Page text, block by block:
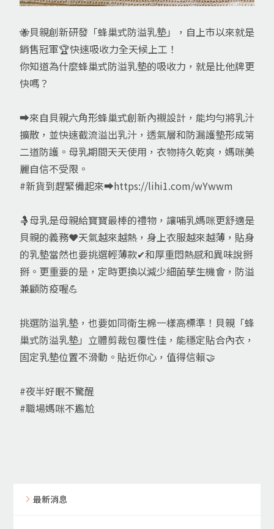
🐝貝親創新研發「蜂巢式防溢乳墊」，自上市以來就是
銷售冠軍🏆快速吸收力全天候上工！
你知道為什麼蜂巢式防溢乳墊的吸收力，就是比他牌更
快嗎？
➡來自貝親六角形蜂巢式創新內襯設計，能均勻將乳汁
擴散，並快速截流溢出乳汁，透氣層和防漏護墊形成第
二道防護。母乳期間天天使用，衣物持久乾爽，媽咪美
麗自信不受限。
#新貨到趕緊備起來➡https://lihi1.com/wYwwm
🤱母乳是母親給寶寶最棒的禮物，讓哺乳媽咪更舒適是
貝親的義務❤天氣越來越熱，身上衣服越來越薄，貼身
的乳墊當然也要挑選輕薄款✔和厚重悶熱感和異味說掰
掰。更重要的是，定時更換以減少細菌孳生機會，防溢
兼顧防疫喔💪
挑選防溢乳墊，也要如同衛生棉一樣高標準！貝親「蜂
巢式防溢乳墊」立體剪裁包覆性佳，能穩定貼合內衣，
固定乳墊位置不滑動。貼近你心，值得信賴🤝
#夜半好眠不驚醒
#職場媽咪不尷尬
最新消息